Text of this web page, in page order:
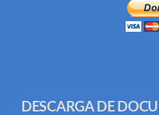
DESCARGA DE